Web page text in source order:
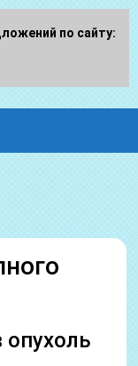
опухоль
по сайту: